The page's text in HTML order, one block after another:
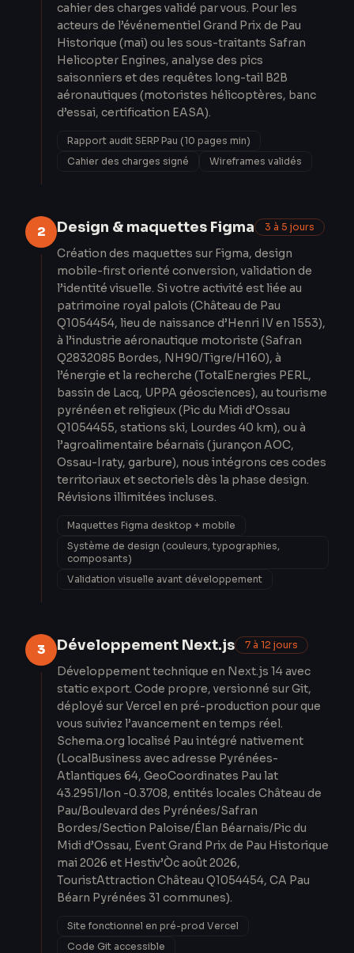
cahier des charges validé par vous. Pour les
acteurs de l’événementiel Grand Prix de Pau
Historique (mai) ou les sous-traitants Safran
Helicopter Engines, analyse des pics
saisonniers et des requêtes long-tail B2B
aéronautiques (motoristes hélicoptères, banc
d’essai, certification EASA).
Rapport audit SERP Pau (10 pages min)
Cahier des charges signé
Wireframes validés
2 Design & maquettes Figma 3 à 5 jours
Création des maquettes sur Figma, design
mobile-first orienté conversion, validation de
l’identité visuelle. Si votre activité est liée au
patrimoine royal palois (Château de Pau
Q1054454, lieu de naissance d’Henri IV en 1553),
à l’industrie aéronautique motoriste (Safran
Q2832085 Bordes, NH90/Tigre/H160), à
l’énergie et la recherche (TotalEnergies PERL,
bassin de Lacq, UPPA géosciences), au tourisme
pyrénéen et religieux (Pic du Midi d’Ossau
Q1054455, stations ski, Lourdes 40 km), ou à
l’agroalimentaire béarnais (jurançon AOC,
Ossau-Iraty, garbure), nous intégrons ces codes
territoriaux et sectoriels dès la phase design.
Révisions illimitées incluses.
Maquettes Figma desktop + mobile
Système de design (couleurs, typographies,
composants)
Validation visuelle avant développement
3 Développement Next.js 7 à 12 jours
Développement technique en Next.js 14 avec
static export. Code propre, versionné sur Git,
déployé sur Vercel en pré-production pour que
vous suiviez l’avancement en temps réel.
Schema.org localisé Pau intégré nativement
(LocalBusiness avec adresse Pyrénées-
Atlantiques 64, GeoCoordinates Pau lat
43.2951/lon -0.3708, entités locales Château de
Pau/Boulevard des Pyrénées/Safran
Bordes/Section Paloise/Élan Béarnais/Pic du
Midi d’Ossau, Event Grand Prix de Pau Historique
mai 2026 et Hestiv’Òc août 2026,
TouristAttraction Château Q1054454, CA Pau
Béarn Pyrénées 31 communes).
Site fonctionnel en pré-prod Vercel
Code Git accessible